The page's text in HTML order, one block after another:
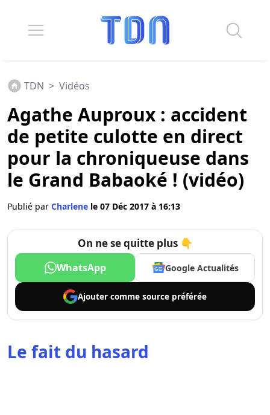
TDN > Vidéos
Agathe Auproux : accident
de petite culotte en direct
pour la chroniqueuse dans
le Grand Babaoké ! (vidéo)
Publié par Charlene le 07 Déc 2017 à 16:13
On ne se quitte plus 👇
WhatsApp Google Actualités
Ajouter comme source préférée
Le fait du hasard